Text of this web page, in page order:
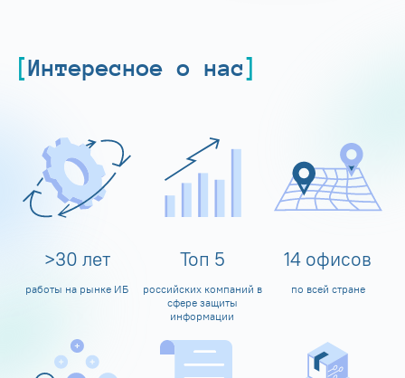
Интересное о нас
>30 лет
работы на рынке ИБ
Топ 5
российских компаний в
сфере защиты
информации
14 офисов
по всей стране